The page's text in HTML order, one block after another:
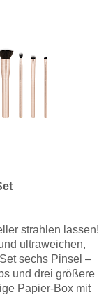
strahlen lassen!
ultraweichen,
sechs Pinsel –
und drei größere
Papier-Box mit